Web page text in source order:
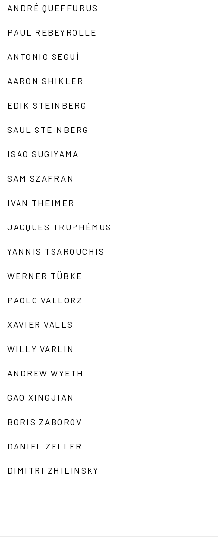
ANDRÉ QUEFFURUS
PAUL REBEYROLLE
ANTONIO SEGUÍ
AARON SHIKLER
EDIK STEINBERG
SAUL STEINBERG
ISAO SUGIYAMA
SAM SZAFRAN
IVAN THEIMER
JACQUES TRUPHÉMUS
YANNIS TSAROUCHIS
WERNER TÜBKE
PAOLO VALLORZ
XAVIER VALLS
WILLY VARLIN
ANDREW WYETH
GAO XINGJIAN
BORIS ZABOROV
DANIEL ZELLER
DIMITRI ZHILINSKY